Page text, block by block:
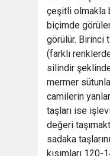
çeşitli olmakla
biçimde
görülür. Birinci
(farklı
silindir
mermer
camilerin
taşları ise
değeri
sadaka
kısımları